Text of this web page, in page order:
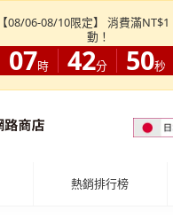
熱銷排行榜
【08/06-08/10限定】 消費滿
動！
07時 42分 48秒